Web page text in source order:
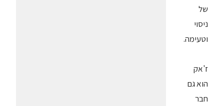
של
ניסוי
וטעימה.
ז'אק
הוא גם
חבר